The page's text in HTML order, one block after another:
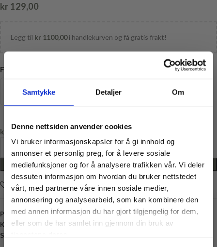
Samtykke Detaljer Om
Denne nettsiden anvender cookies
Vi bruker informasjonskapsler for å gi innhold og
annonser et personlig preg, for å levere sosiale
mediefunksjoner og for å analysere trafikken vår. Vi deler
dessuten informasjon om hvordan du bruker nettstedet
vårt, med partnerne våre innen sosiale medier,
annonsering og analysearbeid, som kan kombinere den
med annen informasjon du har gjort tilgjengelig for dem,
eller som de har samlet inn gjennom din bruk av
kr 129,00
Legg til kr 1100,00i handlekurven og få gratis frakt!
FARGE
kr 129,00
LEGG I HANDLEKURV
Legg i ønskelisten
Produktnummer:VJ-5642-00
Kategori:Eco Vita
Stikkord:Bomull,Heklegarn,Polyester,veskegarn
Vil du ha
10% rabatt